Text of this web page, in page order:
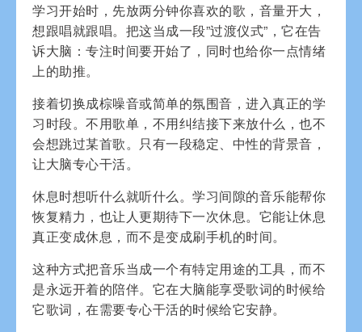
学习开始时，先放两分钟你喜欢的歌，音量开大，
想跟唱就跟唱。把这当成一段”过渡仪式”，它在告
诉大脑：专注时间要开始了，同时也给你一点情绪
上的助推。
接着切换成棕噪音或简单的氛围音，进入真正的学
习时段。不用歌单，不用纠结接下来放什么，也不
会想跳过某首歌。只有一段稳定、中性的背景音，
让大脑专心干活。
休息时想听什么就听什么。学习间隙的音乐能帮你
恢复精力，也让人更期待下一次休息。它能让休息
真正变成休息，而不是变成刷手机的时间。
这种方式把音乐当成一个有特定用途的工具，而不
是永远开着的陪伴。它在大脑能享受歌词的时候给
它歌词，在需要专心干活的时候给它安静。